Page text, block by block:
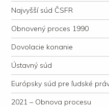
Najvyšší súd ČSFR
Obnovený proces 1990
Dovolacie konanie
Ústavný súd
Európsky súd pre ľudské
2021 – Obnova procesu